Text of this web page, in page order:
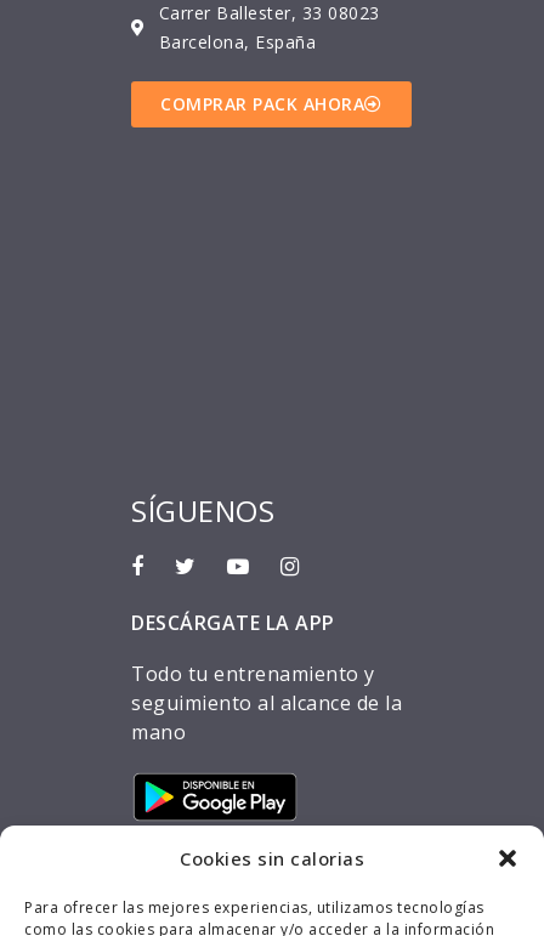
Cookies sin calorias
Para ofrecer las mejores experiencias, utilizamos tecnologías
como las cookies para almacenar y/o acceder a la información
Carrer Ballester, 33 08023
Barcelona, España
COMPRAR PACK AHORA
SÍGUENOS
DESCÁRGATE LA APP
Todo tu entrenamiento y
seguimiento al alcance de la
mano